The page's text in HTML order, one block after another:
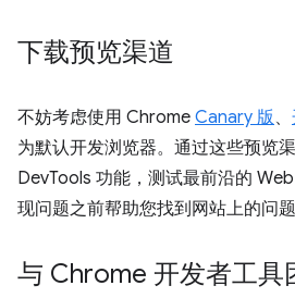
下载预览渠道
不妨考虑使用 Chrome Canary 版、
为默认开发浏览器。通过这些预览
DevTools 功能，测试最前沿的
现问题之前帮助您找到网站上的问题
与 Chrome 开发者工具